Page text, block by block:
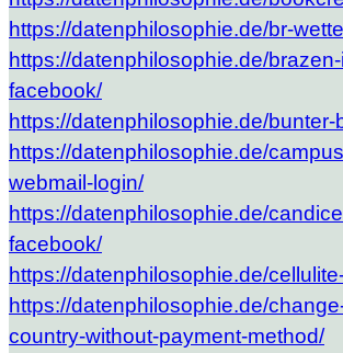
https://datenphilosophie.de/br-
https://datenphilosophie.de/
facebook/
https://datenphilosophie.de/bunter-
https://datenphilosophie.de/
webmail-login/
https://datenphilosophie.de/
facebook/
https://datenphilosophie.de/
https://datenphilosophie.de/
country-without-payment-method/